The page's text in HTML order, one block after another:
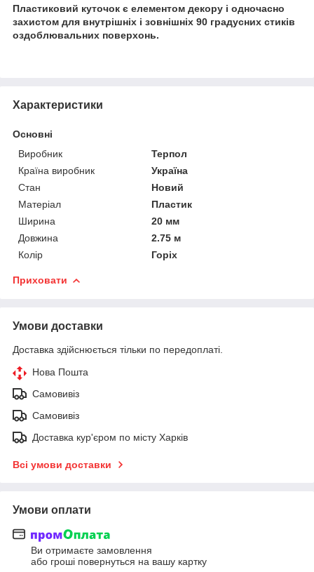
Пластиковий куточок є елементом декору і одночасно
захистом для внутрішніх і зовнішніх 90 градусних стиків
оздоблювальних поверхонь.
Характеристики
Основні
Виробник
Терпол
Країна виробник
Україна
Стан
Новий
Матеріал
Пластик
Ширина
20 мм
Довжина
2.75 м
Колір
Горіх
Приховати
Умови доставки
Доставка здійснюється тільки по передоплаті.
Нова Пошта
Самовивіз
Самовивіз
Доставка кур'єром по місту Харків
Всі умови доставки
Умови оплати
Ви отримаєте замовлення
або гроші повернуться на вашу картку